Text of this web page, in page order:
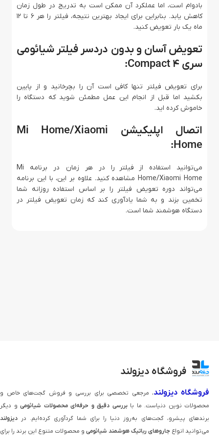
بادوام است، اما عملکرد آن ممکن است به تدریج در طول زمان
کاهش یابد. بنابراین برای ایجاد بهترین نتیجه، فیلتر را هر 6 تا 12
ماه یک بار تعویض کنید.
تعویض آسان و بدون دردسر فیلتر شیائومی
سری 4 Compact:
برای تعویض فیلتر تنها کافی است آن را بچرخانید و از پایین
بکشید اما قبل از انجام این عمل مطمئن شوید که دستگاه را
خاموش کرده اید.
اتصال اپلیکیشن Mi Home/Xiaomi
Home:
می‌توانید استفاده از فیلتر را در هر زمان در برنامه Mi
Home/Xiaomi Home مشاهده کنید. علاوه بر این، با این برنامه
می‌تواند دوره تعویض فیلتر را بر اساس استفاده روزانه شما
تخمین بزند و به شما یادآوری کند که زمان تعویض فیلتر در
دستگاه هوشمند شما است.
فروشگاه دیزولند
فروشگاه دیزولند، مرجعی تخصصی برای بررسی و فروش گجت‌های خاص و
محصولات نوین دنیاست. ما بابررسی دقیق و حرفه‌ای محصولات شیائومی و دیگر
برندهای پیشرو، گجت‌های به‌روز دنیا را برای شما گردآوری کرده‌ایم. در دیزولند
می‌توانید انواع جاروهای رباتیک هوشمند شیائومی و محصولات متنوع این برند را برای